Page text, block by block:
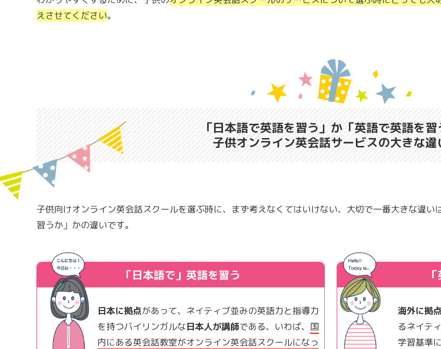
えさせてください。
「日本語で英語を習う」か「英語で英語を
子供オンライン英会話サービスの大きな違
子供向けオンライン英会話スクールを選ぶ時に、まず考えなくてはいけない、大切で一番大きな違
習うか」かの違いです。
「日本語で」 英語を習う
日本に拠点があって、ネイティブ並みの英語力と指導力
を持つバイリンガルな日本人が講師である、いわば、 国
内にある英会話教室がオンライン英会話スクールになっ
海外に拠
るネイテ
学習基準